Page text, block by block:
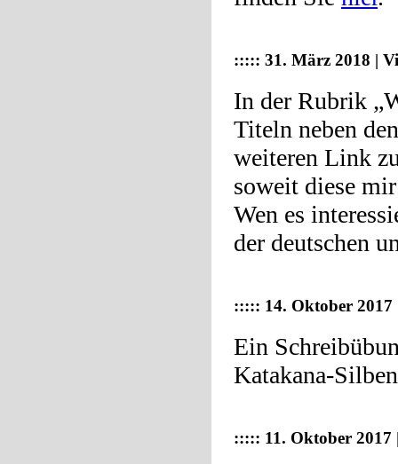
::::: 31. März 2018 |
In der Rubrik
Titeln neben
weiteren Link
soweit diese
Wen es
der deutschen
::::: 14. Oktober
Ein
Katakana-
::::: 11. Oktober